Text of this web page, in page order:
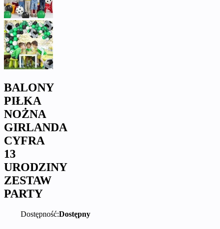
BALONY
PIŁKA
NOŻNA
GIRLANDA
CYFRA
13
URODZINY
ZESTAW
PARTY
Dostępność:Dostępny